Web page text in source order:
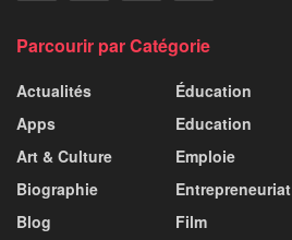
Parcourir par Catégorie
Actualités
Apps
Art & Culture
Biographie
Blog
Éducation
Education
Emploie
Entrepreneuriat
Film